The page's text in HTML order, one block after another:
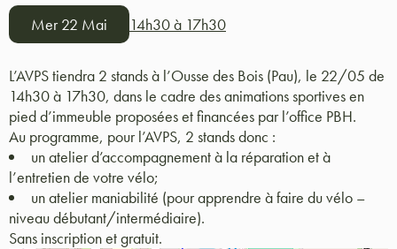
Mer 22 Mai 14h30 à 17h30
L’AVPS tiendra 2 stands à l’Ousse des Bois (Pau), le 22/05 de
14h30 à 17h30, dans le cadre des animations sportives en
pied d’immeuble proposées et financées par l’office PBH.
Au programme, pour l’AVPS, 2 stands donc :
un atelier d’accompagnement à la réparation et à
l’entretien de votre vélo;
un atelier maniabilité (pour apprendre à faire du vélo –
niveau débutant/intermédiaire).
Sans inscription et gratuit.